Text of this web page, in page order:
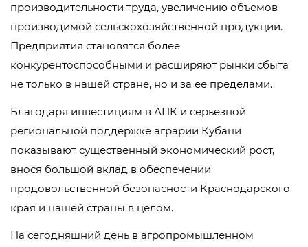
производительности труда, увеличению объемов
производимой сельскохозяйственной продукции.
Предприятия становятся более
конкурентоспособными и расширяют рынки сбыта
не только в нашей стране, но и за ее пределами.
Благодаря инвестициям в АПК и серьезной
региональной поддержке аграрии Кубани
показывают существенный экономический рост,
внося большой вклад в обеспечении
продовольственной безопасности Краснодарского
края и нашей страны в целом.
На сегодняшний день в агропромышленном